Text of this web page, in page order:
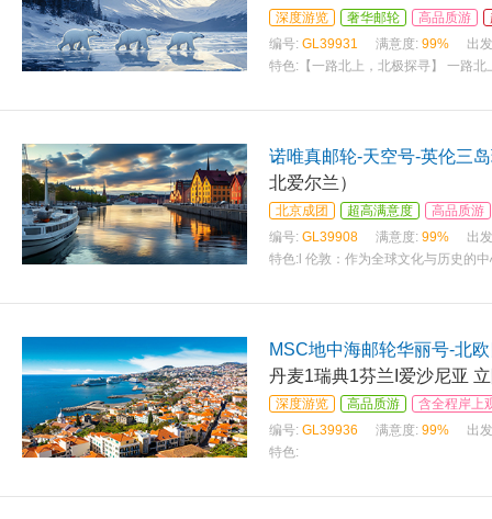
深度游览 奢华邮轮 高品质游
编号: GL39931 满意度: 99%
出
特色: 【一路北上，北极探寻】 一路
诺唯真邮轮-天空号-英伦三
北爱尔兰）
北京成团 超高满意度
高品质游
编号: GL39908 满意度: 99%
出
特色: l 伦敦：作为全球文化与历史的
MSC地中海邮轮华丽号-北
丹麦1瑞典1芬兰I爱沙尼亚
深度游览 高品质游
含全程岸上
编号: GL39936 满意度: 99%
出
特色: